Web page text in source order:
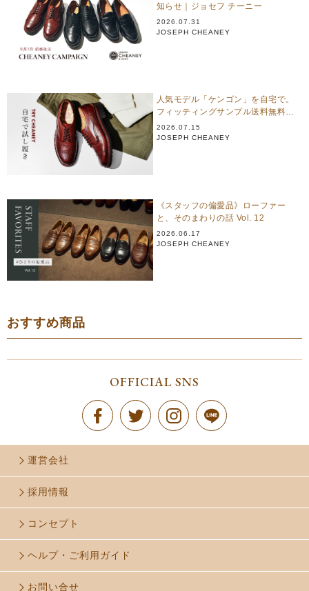
知らせ｜ジョセフ チーニー
2026.07.31
JOSEPH CHEANEY
人気モデル「ケンゴン」を自宅で。
フィッティングサンプル送料無料キ
ャンペーン
2026.07.15
JOSEPH CHEANEY
《スタッフの偏愛品》ローファー
と、そのまわりの話 Vol. 12
2026.06.17
JOSEPH CHEANEY
おすすめ商品
OFFICIAL SNS
運営会社
採用情報
コンセプト
ヘルプ・ご利用ガイド
お問い合せ